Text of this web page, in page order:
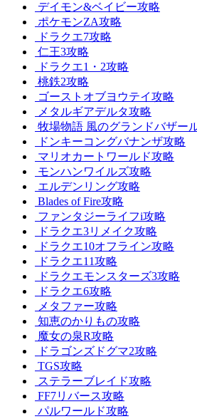
デイモン&ベイビー攻略
ポケモンZA攻略
ドラクエ7攻略
仁王3攻略
ドラクエ1・2攻略
桃鉄2攻略
ゴーストオブヨウテイ攻略
メタルギアデルタ攻略
牧場物語 風のグランドバザー
ドンキーコングバナンザ攻略
マリオカートワールド攻略
モンハンワイルズ攻略
エルデンリング攻略
Blades of Fire攻略
ファンタジーライフi攻略
ドラクエ3リメイク攻略
ドラクエ10オフライン攻略
ドラクエ11攻略
ドラクエモンスターズ3攻略
ドラクエ6攻略
メタファー攻略
知恵のかりもの攻略
魔女の泉R攻略
ドラゴンズドグマ2攻略
TGS攻略
ステラーブレイド攻略
FF7リバース攻略
パルワールド攻略